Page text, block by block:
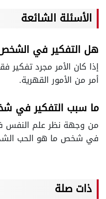
الأسئلة الشائعة
هل التفكير في
إذا كان الأمر مجرد
أمر من الأمور القهرية.
ما سبب التفكير في
من وجهة نظر علم النفس
في شخص ما هو الحب
ذات صلة